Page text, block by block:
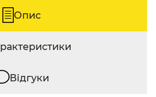
Опис
Відгуки